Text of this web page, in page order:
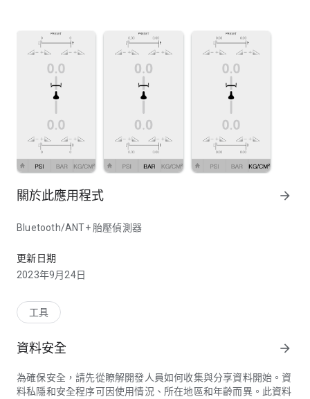
關於此應用程式 arrow_forward
Bluetooth/ANT+ 胎壓偵測器
更新日期
2023年9月24日
工具
資料安全 arrow_forward
為確保安全，請先從瞭解開發人員如何收集與分享資料開始。資
料私隱和安全程序可因使用情況、所在地區和年齡而異。此資料